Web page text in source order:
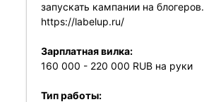
запускать кампании на блогеров.
https://labelup.ru/
Зарплатная вилка:
160 000 - 220 000 RUB на руки
Тип работы: